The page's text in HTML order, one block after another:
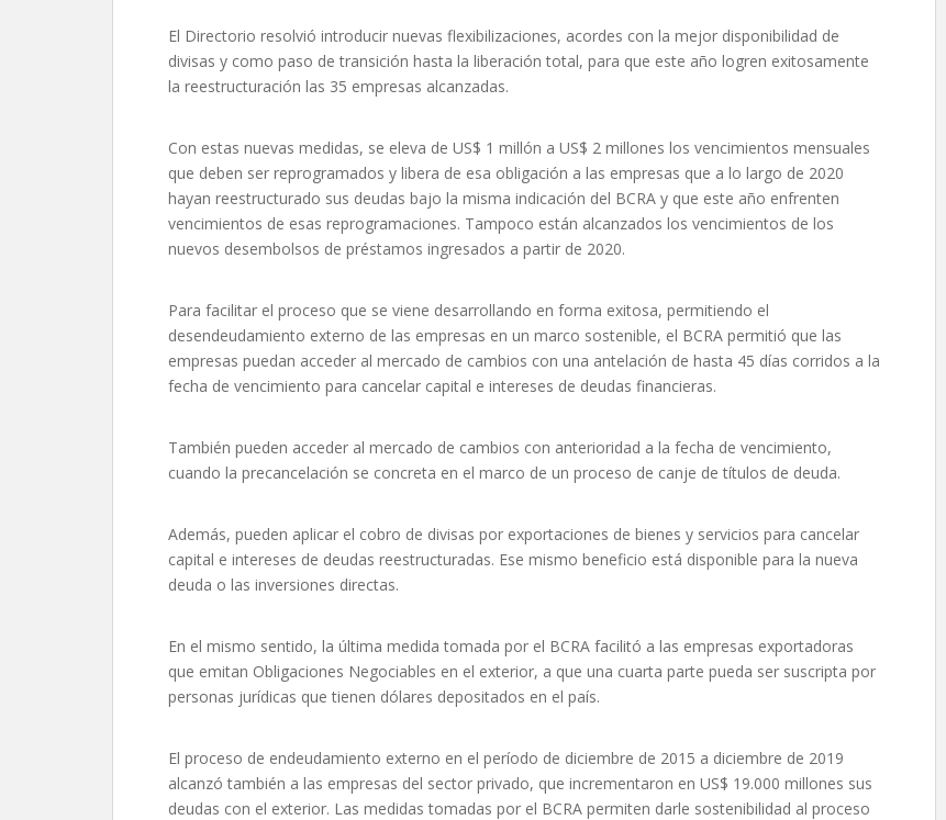
El Directorio resolvió introducir nuevas flexibilizaciones, acordes con la mejor disponibilidad de
divisas y como paso de transición hasta la liberación total, para que este año logren exitosamente
la reestructuración las 35 empresas alcanzadas.
Con estas nuevas medidas, se eleva de US$ 1 millón a US$ 2 millones los vencimientos mensuales
que deben ser reprogramados y libera de esa obligación a las empresas que a lo largo de 2020
hayan reestructurado sus deudas bajo la misma indicación del BCRA y que este año enfrenten
vencimientos de esas reprogramaciones. Tampoco están alcanzados los vencimientos de los
nuevos desembolsos de préstamos ingresados a partir de 2020.
Para facilitar el proceso que se viene desarrollando en forma exitosa, permitiendo el
desendeudamiento externo de las empresas en un marco sostenible, el BCRA permitió que las
empresas puedan acceder al mercado de cambios con una antelación de hasta 45 días corridos a la
fecha de vencimiento para cancelar capital e intereses de deudas financieras.
También pueden acceder al mercado de cambios con anterioridad a la fecha de vencimiento,
cuando la precancelación se concreta en el marco de un proceso de canje de títulos de deuda.
Además, pueden aplicar el cobro de divisas por exportaciones de bienes y servicios para cancelar
capital e intereses de deudas reestructuradas. Ese mismo beneficio está disponible para la nueva
deuda o las inversiones directas.
En el mismo sentido, la última medida tomada por el BCRA facilitó a las empresas exportadoras
que emitan Obligaciones Negociables en el exterior, a que una cuarta parte pueda ser suscripta por
personas jurídicas que tienen dólares depositados en el país.
El proceso de endeudamiento externo en el período de diciembre de 2015 a diciembre de 2019
alcanzó también a las empresas del sector privado, que incrementaron en US$ 19.000 millones sus
deudas con el exterior. Las medidas tomadas por el BCRA permiten darle sostenibilidad al proceso